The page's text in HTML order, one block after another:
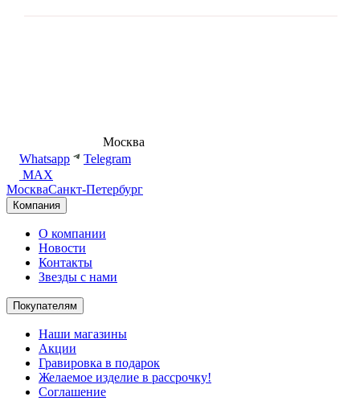
Москва
Whatsapp
Telegram
MAX
МоскваСанкт-Петербург
Компания
О компании
Новости
Контакты
Звезды с нами
Покупателям
Наши магазины
Акции
Гравировка в подарок
Желаемое изделие в рассрочку!
Соглашение